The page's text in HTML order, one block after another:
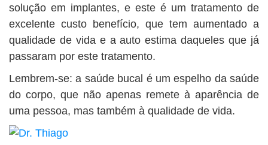
solução em implantes, e este é um tratamento de
excelente custo benefício, que tem aumentado a
qualidade de vida e a auto estima daqueles que já
passaram por este tratamento.
Lembrem-se: a saúde bucal é um espelho da saúde
do corpo, que não apenas remete à aparência de
uma pessoa, mas também à qualidade de vida.